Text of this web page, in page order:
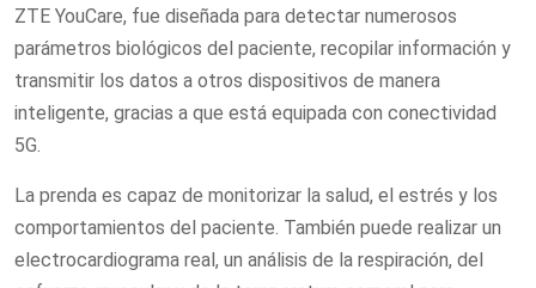
ZTE YouCare, fue diseñada para detectar numerosos
parámetros biológicos del paciente, recopilar información y
transmitir los datos a otros dispositivos de manera
inteligente, gracias a que está equipada con conectividad
5G.
La prenda es capaz de monitorizar la salud, el estrés y los
comportamientos del paciente. También puede realizar un
electrocardiograma real, un análisis de la respiración, del